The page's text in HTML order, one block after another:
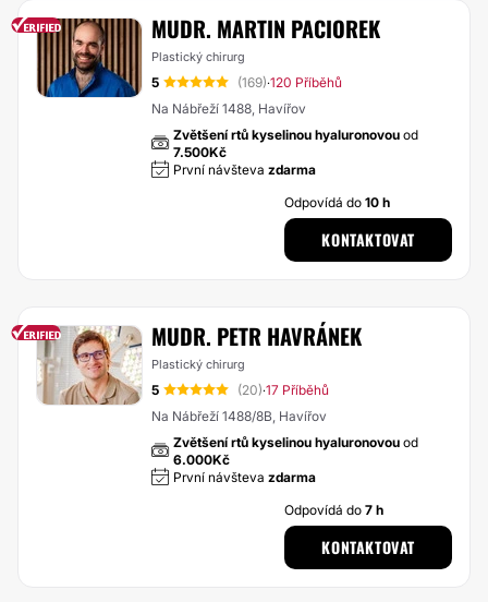
MUDR. MARTIN PACIOREK
Plastický chirurg
5 (169)·120 Příběhů
Na Nábřeží 1488, Havířov
Zvětšení rtů kyselinou hyaluronovou od
7.500Kč
První návšteva zdarma
Odpovídá do10 h
KONTAKTOVAT
MUDR. PETR HAVRÁNEK
Plastický chirurg
5 (20)·17 Příběhů
Na Nábřeží 1488/8B, Havířov
Zvětšení rtů kyselinou hyaluronovou od
6.000Kč
První návšteva zdarma
Odpovídá do7 h
KONTAKTOVAT